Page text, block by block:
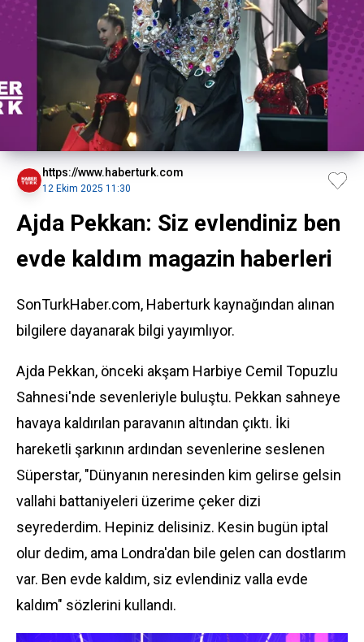
https://www.haberturk.com
12 Ekim 2025 11:30
Ajda Pekkan: Siz evlendiniz ben
evde kaldım magazin haberleri
SonTurkHaber.com, Haberturk kaynağından alınan
bilgilere dayanarak bilgi yayımlıyor.
Ajda Pekkan, önceki akşam Harbiye Cemil Topuzlu
Sahnesi'nde sevenleriyle buluştu. Pekkan sahneye
havaya kaldırılan paravanın altından çıktı. İki
hareketli şarkının ardından sevenlerine seslenen
Süperstar, "Dünyanın neresinden kim gelirse gelsin
vallahi battaniyeleri üzerime çeker dizi
seyrederdim. Hepiniz delisiniz. Kesin bugün iptal
olur dedim, ama Londra'dan bile gelen can dostlarım
var. Ben evde kaldım, siz evlendiniz valla evde
kaldım" sözlerini kullandı.